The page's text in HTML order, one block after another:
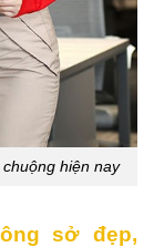
hiện nay
sở đẹp,